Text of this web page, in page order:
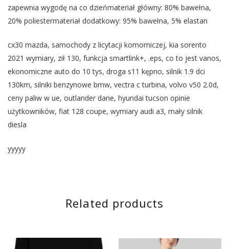
zapewnia wygodę na co dzieńmateriał główny: 80% bawełna,
20% poliestermateriał dodatkowy: 95% bawełna, 5% elastan
cx30 mazda, samochody z licytacji komorniczej, kia sorento
2021 wymiary, ził 130, funkcja smartlink+, .eps, co to jest vanos,
ekonomiczne auto do 10 tys, droga s11 kępno, silnik 1.9 dci
130km, silniki benzynowe bmw, vectra c turbina, volvo v50 2.0d,
ceny paliw w ue, outlander dane, hyundai tucson opinie
użytkowników, fiat 128 coupe, wymiary audi a3, mały silnik
diesla
yyyyy
Related products